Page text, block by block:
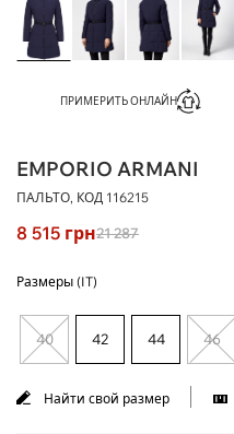
ПРИМЕРИТЬ ОНЛАЙН
EMPORIO ARMANI
ПАЛЬТО, КОД 116215
8 515 грн21 287
Размеры (IT)
40 42 44 46
Найти свой размер